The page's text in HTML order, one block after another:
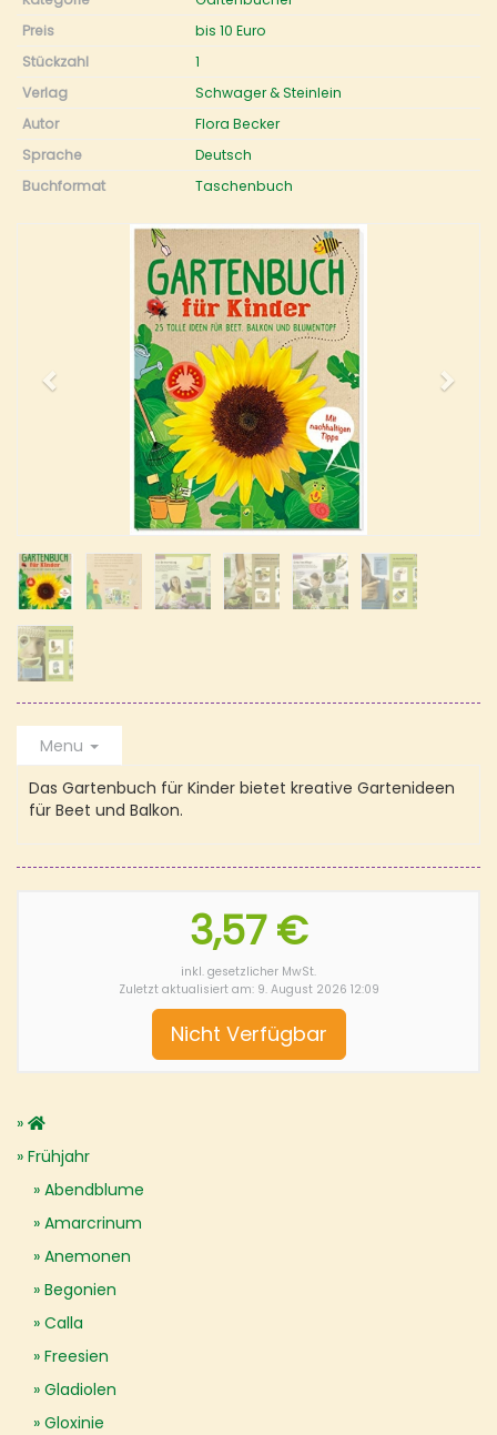
Preis
bis 10 Euro
Stückzahl
1
Verlag
Schwager & Steinlein
Autor
Flora Becker
Sprache
Deutsch
Buchformat
Taschenbuch
Menu
Das Gartenbuch für Kinder bietet kreative Gartenideen
für Beet und Balkon.
3,57 €
inkl. gesetzlicher MwSt.
Zuletzt aktualisiert am: 9. August 2026 12:09
Nicht Verfügbar
Frühjahr
Abendblume
Amarcrinum
Anemonen
Begonien
Calla
Freesien
Gladiolen
Gloxinie